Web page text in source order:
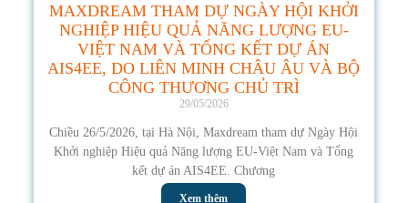
MAXDREAM THAM DỰ NGÀY HỘI KHỞI
NGHIỆP HIỆU QUẢ NĂNG LƯỢNG EU-
VIỆT NAM VÀ TỔNG KẾT DỰ ÁN
AIS4EE, DO LIÊN MINH CHÂU ÂU VÀ BỘ
CÔNG THƯƠNG CHỦ TRÌ
29/05/2026
Chiều 26/5/2026, tại Hà Nội, Maxdream tham dự Ngày Hội
Khởi nghiệp Hiệu quả Năng lượng EU-Việt Nam và Tổng
kết dự án AIS4EE. Chương
Xem thêm